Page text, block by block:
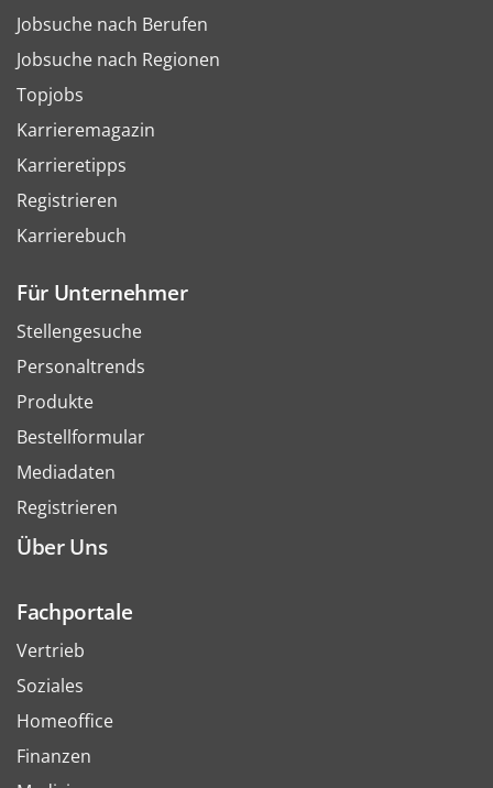
Jobsuche nach Berufen
Jobsuche nach Regionen
Topjobs
Karrieremagazin
Karrieretipps
Registrieren
Karrierebuch
Für Unternehmer
Stellengesuche
Personaltrends
Produkte
Bestellformular
Mediadaten
Registrieren
Über Uns
Fachportale
Vertrieb
Soziales
Homeoffice
Finanzen